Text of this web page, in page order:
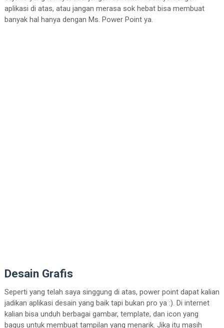
aplikasi di atas, atau jangan merasa sok hebat bisa membuat
banyak hal hanya dengan Ms. Power Point ya.
Desain Grafis
Seperti yang telah saya singgung di atas, power point dapat kalian
jadikan aplikasi desain yang baik tapi bukan pro ya :). Di internet
kalian bisa unduh berbagai gambar, template, dan icon yang
bagus untuk membuat tampilan yang menarik. Jika itu masih